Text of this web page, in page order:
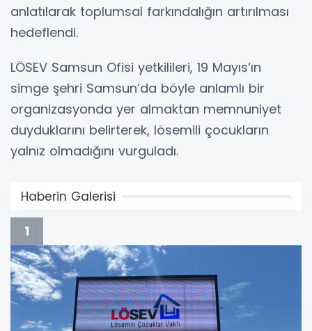
anlatılarak toplumsal farkındalığın artırılması
hedeflendi.
LÖSEV Samsun Ofisi yetkilileri, 19 Mayıs’ın
simge şehri Samsun’da böyle anlamlı bir
organizasyonda yer almaktan memnuniyet
duyduklarını belirterek, lösemili çocukların
yalnız olmadığını vurguladı.
Haberin Galerisi
1